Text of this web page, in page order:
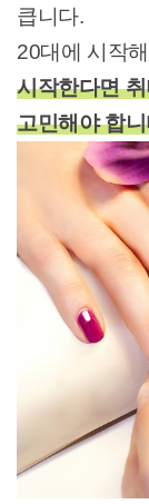
큽니다.
20대에 시작
시작한다면
고민해야 합